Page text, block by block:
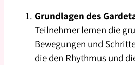
Grundlagen des
Teilnehmer lernen die
Bewegungen und
die den Rhythmus und